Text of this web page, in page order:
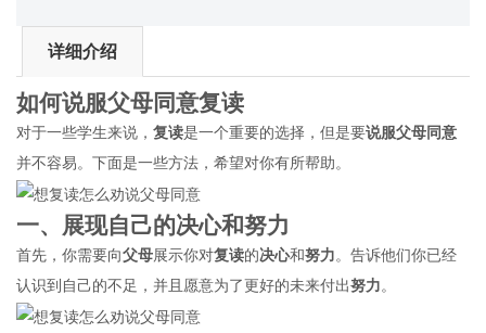
详细介绍
如何说服父母同意复读
对于一些学生来说，复读是一个重要的选择，但是要说服父母 同意
并不容易。下面是一些方法，希望对你有所帮助。
一、展现自己的决心和努力
首先，你需要向父母展示你对复读的决心和努力。告诉他们你已经
认识到自己的不足，并且愿意为了更好的未来付出努力。